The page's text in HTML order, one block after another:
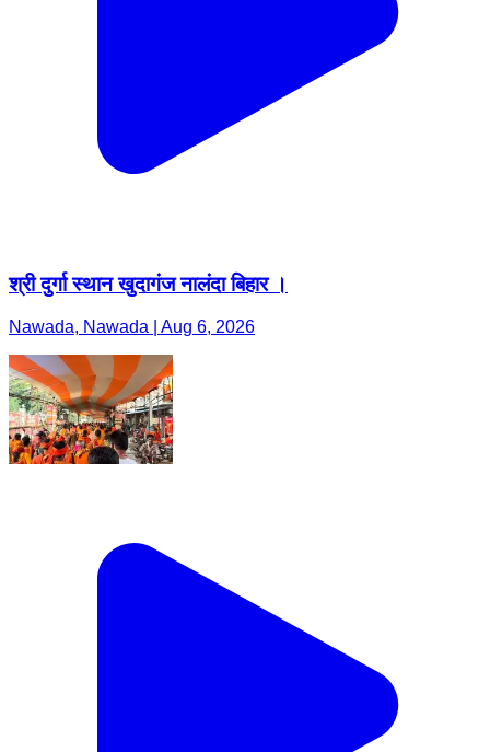
श्री दुर्गा स्थान खुदागंज नालंदा बिहार ।
Nawada, Nawada | Aug 6, 2026